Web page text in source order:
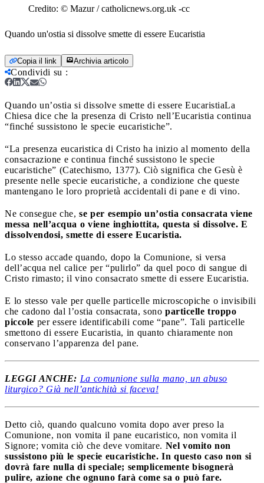
Credito: © Mazur / catholicnews.org.uk -cc
Quando un'ostia si dissolve smette di essere Eucaristia
Copia il link Archivia articolo
Condividi su :
Quando un’ostia si dissolve smette di essere EucaristiaLa
Chiesa dice che la presenza di Cristo nell’Eucaristia continua
“finché sussistono le specie eucaristiche”.
“La presenza eucaristica di Cristo ha inizio al momento della
consacrazione e continua finché sussistono le specie
eucaristiche” (Catechismo, 1377). Ciò significa che Gesù è
presente nelle specie eucaristiche, a condizione che queste
mantengano le loro proprietà accidentali di pane e di vino.
Ne consegue che, se per esempio un’ostia consacrata viene
messa nell’acqua o viene inghiottita, questa si dissolve. E
dissolvendosi, smette di essere Eucaristia.
Lo stesso accade quando, dopo la Comunione, si versa
dell’acqua nel calice per “pulirlo” da quel poco di sangue di
Cristo rimasto; il vino consacrato smette di essere Eucaristia.
E lo stesso vale per quelle particelle microscopiche o invisibili
che cadono dal l’ostia consacrata, sono particelle troppo
piccole per essere identificabili come “pane”. Tali particelle
smettono di essere Eucaristia, in quanto chiaramente non
conservano l’apparenza del pane.
LEGGI ANCHE: La comunione sulla mano, un abuso
liturgico? Già nell’antichità si faceva!
Detto ciò, quando qualcuno vomita dopo aver preso la
Comunione, non vomita il pane eucaristico, non vomita il
Signore; vomita ciò che deve vomitare. Nel vomito non
sussistono più le specie eucaristiche. In questo caso non si
dovrà fare nulla di speciale; semplicemente bisognerà
pulire, azione che ognuno farà come sa o può fare.